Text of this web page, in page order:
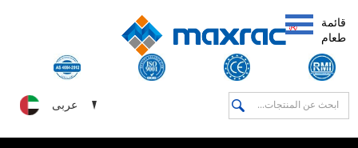
قائمة
طعام
عربى